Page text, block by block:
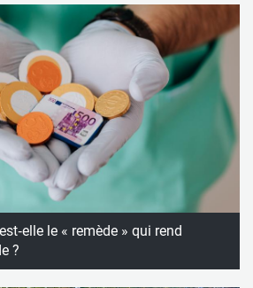
le « remède » qui rend
?